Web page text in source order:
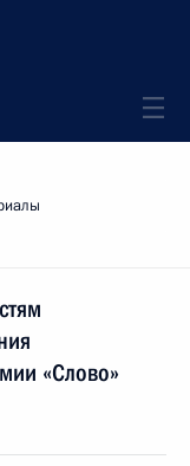
«Слово»